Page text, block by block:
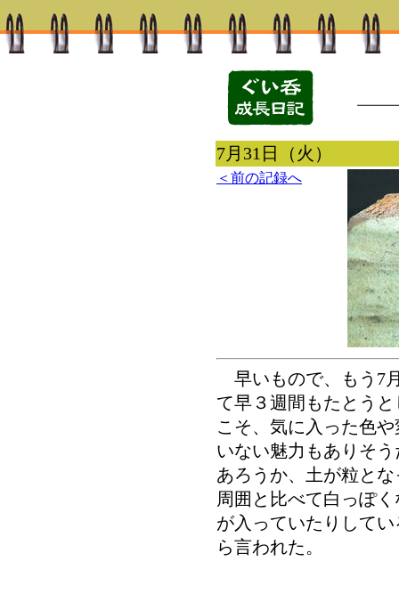
7月31日（火）
＜前の記録へ
早いもので、もう7
て早３週間もたとう
こそ、気に入った色
いない魅力もありそ
あろうか、土が粒と
周囲と比べて白っぽ
が入っていたりして
ら言われた。